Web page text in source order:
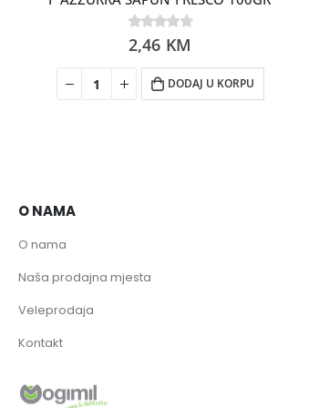
0out of 5
2,46 KM
DODAJ U KORPU
O NAMA
O nama
Naša prodajna mjesta
Veleprodaja
Kontakt